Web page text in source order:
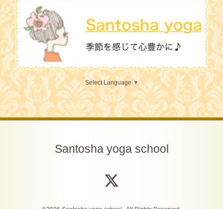
Select Language ▼
Santosha yoga school